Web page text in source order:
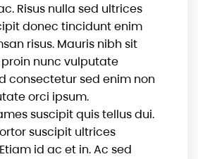
Risus nulla sed ultrices
donec tincidunt enim
risus. Mauris nibh sit
nunc vulputate
consectetur sed enim non
orci ipsum.
suscipit quis tellus dui.
suscipit ultrices
id ac et in. Ac sed